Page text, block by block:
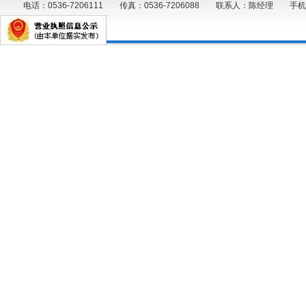
电话：0536-7206111 传真：0536-7206088 联系人：陈经理 手